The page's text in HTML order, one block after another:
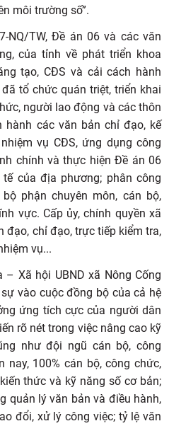
môi trường số”.
NQ/TW, Đề án 06 và các văn
của tỉnh về phát triển khoa
tạo, CĐS và cải cách hành
tổ chức quán triệt, triển khai
người lao động và các thôn
hành các văn bản chỉ đạo, kế
vụ CĐS, ứng dụng công
chính và thực hiện Đề án 06
của địa phương; phân công
phận chuyên môn, cán bộ,
vực. Cấp ủy, chính quyền xã
đạo, chỉ đạo, trực tiếp kiểm tra,
vụ...
– Xã hội UBND xã Nông Cống
vào cuộc đồng bộ của cả hệ
ứng tích cực của người dân
rõ nét trong việc nâng cao kỹ
như đội ngũ cán bộ, công
nay, 100% cán bộ, công chức,
thức và kỹ năng số cơ bản;
quản lý văn bản và điều hành,
đổi, xử lý công việc; tỷ lệ văn